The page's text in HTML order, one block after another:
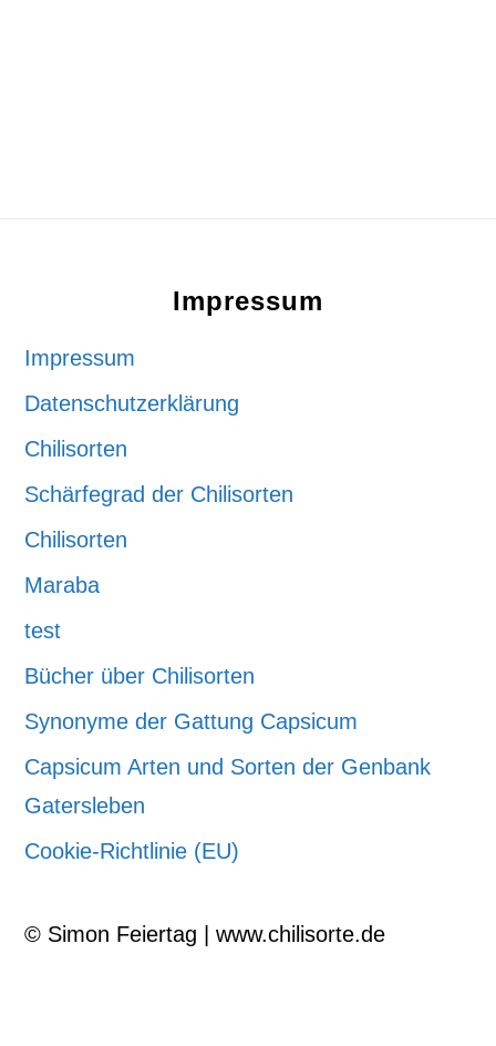
Impressum
Impressum
Datenschutzerklärung
Chilisorten
Schärfegrad der Chilisorten
Chilisorten
Maraba
test
Bücher über Chilisorten
Synonyme der Gattung Capsicum
Capsicum Arten und Sorten der Genbank
Gatersleben
Cookie-Richtlinie (EU)
© Simon Feiertag | www.chilisorte.de